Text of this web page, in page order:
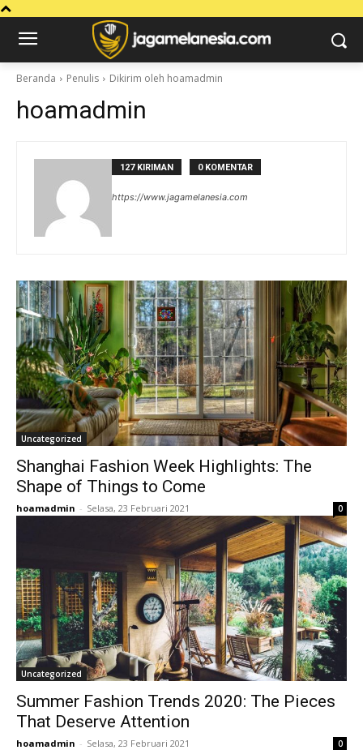
Beranda Penulis Dikirim oleh hoamadmin
hoamadmin
127 KIRIMAN 0 KOMENTAR
https://www.jagamelanesia.com
Uncategorized
Shanghai Fashion Week Highlights: The
Shape of Things to Come
hoamadmin - Selasa, 23 Februari 2021 0
Uncategorized
Summer Fashion Trends 2020: The Pieces
That Deserve Attention
hoamadmin - Selasa, 23 Februari 2021 0